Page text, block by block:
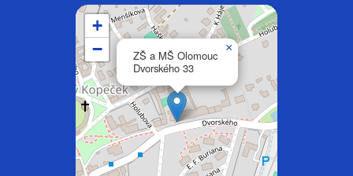
ZŠ a MŠ Olomouc
Dvorského 33
×
+
−